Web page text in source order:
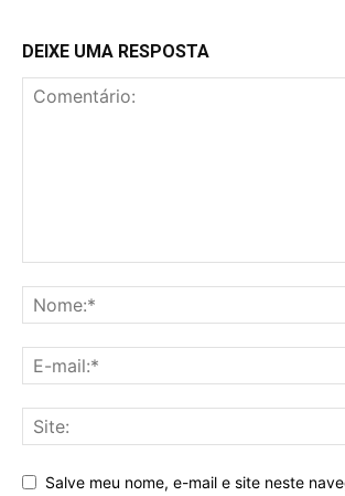
DEIXE UMA RESPOSTA
Salve meu nome, e-mail e site neste